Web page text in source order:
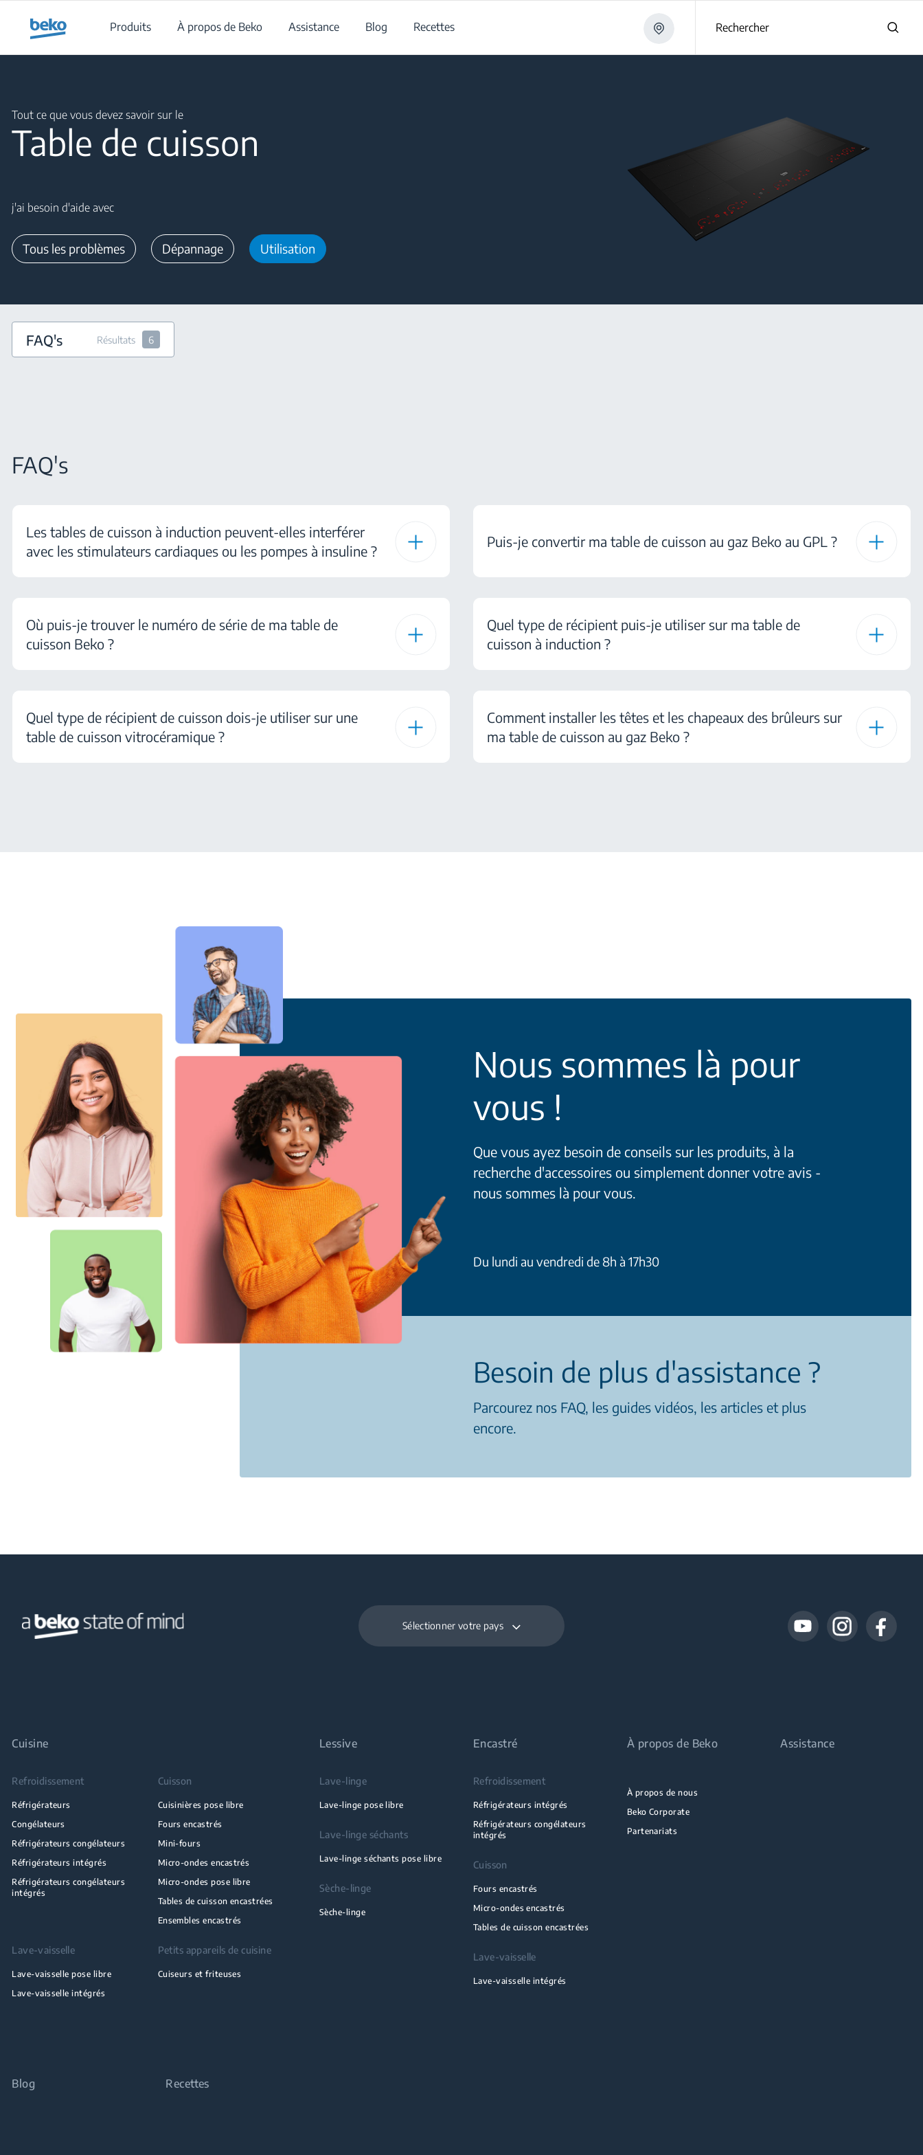
Produits
À propos de Beko Assistance Blog Recettes Rechercher
Tout ce que vous devez savoir sur le
Table de cuisson
j'ai besoin d'aide avec
Tous les problèmes Dépannage Utilisation
FAQ's Résultats 6
FAQ's
Les tables de cuisson à induction peuvent-elles interférer
avec les stimulateurs cardiaques ou les pompes à insuline ?
Où puis-je trouver le numéro de série de ma table de
cuisson Beko ?
Quel type de récipient de cuisson dois-je utiliser sur une
table de cuisson vitrocéramique ?
Puis-je convertir ma table de cuisson au gaz Beko au GPL ?
Quel type de récipient puis-je utiliser sur ma table de
cuisson à induction ?
Comment installer les têtes et les chapeaux des brûleurs sur
ma table de cuisson au gaz Beko ?
Nous sommes là pour
vous !
Que vous ayez besoin de conseils sur les produits, à la
recherche d'accessoires ou simplement donner votre avis -
nous sommes là pour vous.
Du lundi au vendredi de 8h à 17h30
Besoin de plus d'assistance ?
Parcourez nos FAQ, les guides vidéos, les articles et plus
encore.
Sélectionner votre pays
Cuisine
Refroidissement
Réfrigérateurs
Congélateurs
Réfrigérateurs congélateurs
Réfrigérateurs intégrés
Réfrigérateurs congélateurs
intégrés
Cuisson
Cuisinières pose libre
Fours encastrés
Mini-fours
Micro-ondes encastrés
Micro-ondes pose libre
Tables de cuisson encastrées
Ensembles encastrés
Lave-vaisselle
Lave-vaisselle pose libre
Lave-vaisselle intégrés
Petits appareils de cuisine
Cuiseurs et friteuses
Lessive
Lave-linge
Lave-linge pose libre
Lave-linge séchants
Lave-linge séchants pose libre
Sèche-linge
Sèche-linge
Encastré
Refroidissement
Réfrigérateurs intégrés
Réfrigérateurs congélateurs
intégrés
Cuisson
Fours encastrés
Micro-ondes encastrés
Tables de cuisson encastrées
Lave-vaisselle
Lave-vaisselle intégrés
À propos de Beko
À propos de nous
Beko Corporate
Partenariats
Assistance
Blog Recettes